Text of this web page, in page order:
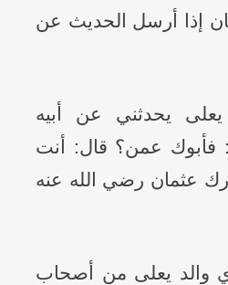
إذا أرسل الحديث عن
يحدثني عن أبيه
فأبوك عمن؟ قال: أنت
عثمان رضي الله عنه
والد يعلى من أصحاب